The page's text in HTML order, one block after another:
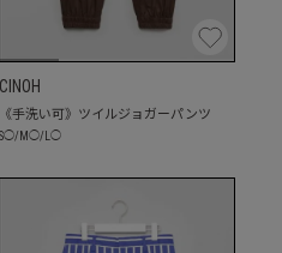
CINOH
《手洗い可》ツイルジョガーパンツ
S◯/ M ◯/ ◯